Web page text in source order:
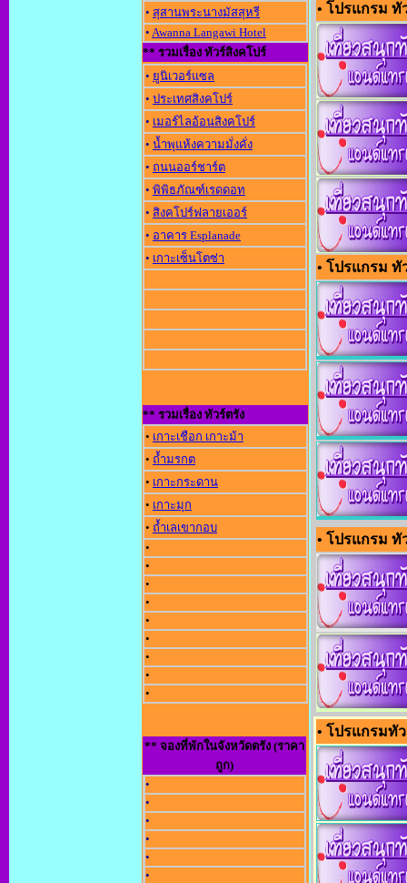
• สุสานพระนางมัสสุหรี
• Awanna Langawi Hotel
** รวมเรื่อง ทัวร์สิงคโปร์
• ยูนิเวอร์แซล
• ประเทศสิงคโปร์
• เมอร์ไลอ้อนสิงคโปร์
• น้ำพุแห้งความมั่งคั่ง
• ถนนออร์ชาร์ต
• พิพิธภัณฑ์เรดดอท
• สิงคโปร์ฟลายเออร์
• อาคาร Esplanade
• เกาะเซ็นโตซ่า
** รวมเรื่อง ทัวร์ตรัง
• เกาะเชือก เกาะม้า
• ถ้ำมรกต
• เกาะกระดาน
• เกาะมุก
• ถ้ำเลเขากอบ
•
•
•
•
•
•
•
•
•
** จองที่พักในจังหวัดตรัง (ราคา
ถูก)
•
•
•
•
•
•
• โปรแกรม ทั
• โปรแกรม ทั
• โปรแกรม ทั
• โปรแกรมทั